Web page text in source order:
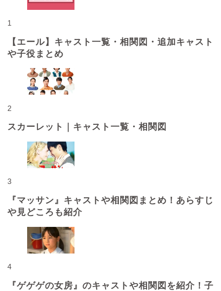
1
【エール】キャスト一覧・相関図・追加キャスト
や子役まとめ
2
スカーレット｜キャスト一覧・相関図
3
『マッサン』キャストや相関図まとめ！あらすじ
や見どころも紹介
4
『ゲゲゲの女房』のキャストや相関図を紹介！子